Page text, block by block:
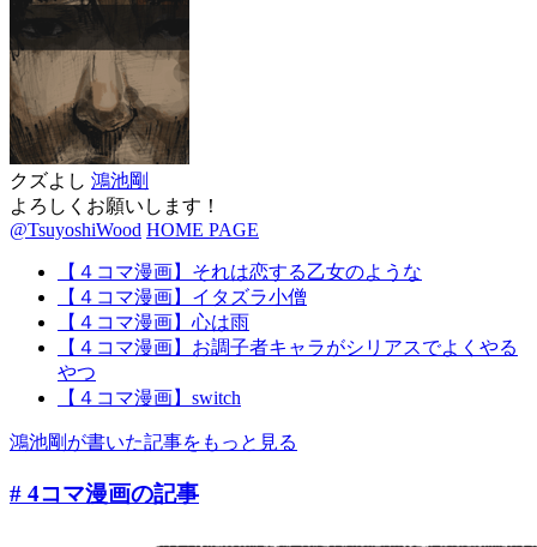
クズよし 鴻池剛
よろしくお願いします！
@TsuyoshiWood HOME PAGE
【４コマ漫画】それは恋する乙女のような
【４コマ漫画】イタズラ小僧
【４コマ漫画】心は雨
【４コマ漫画】お調子者キャラがシリアスでよくやる
やつ
【４コマ漫画】switch
鴻池剛が書いた記事をもっと見る
# 4コマ漫画の記事